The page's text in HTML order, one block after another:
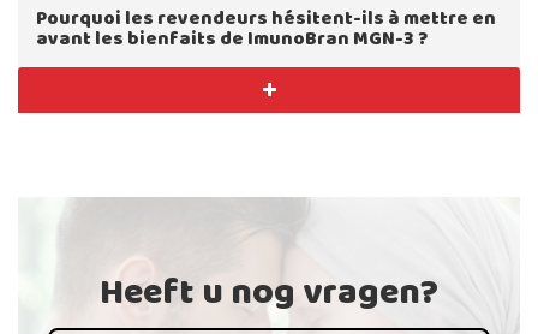
Pourquoi les revendeurs hésitent-ils à mettre en
avant les bienfaits de ImunoBran MGN-3 ?
Heeft u nog vragen?